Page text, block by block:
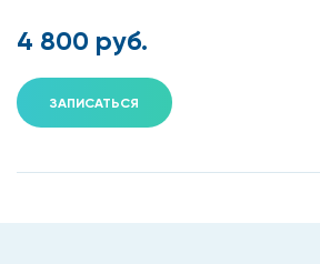
4 800 руб.
ЗАПИСАТЬСЯ